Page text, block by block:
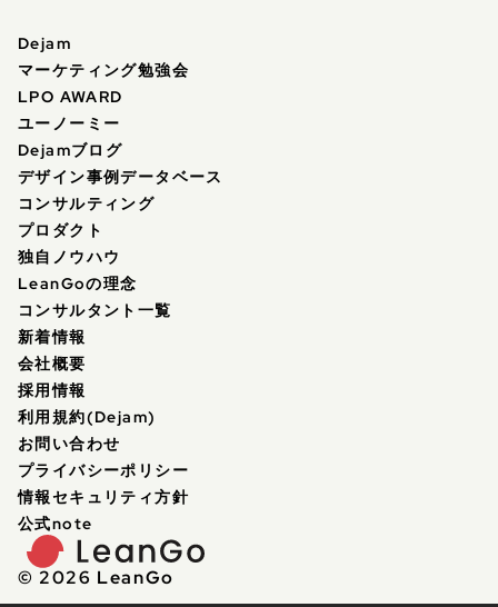
Dejam
マーケティング勉強会
LPO AWARD
ユーノーミー
Dejamブログ
デザイン事例データベース
コンサルティング
プロダクト
独自ノウハウ
LeanGoの理念
コンサルタント一覧
新着情報
会社概要
採用情報
利用規約(Dejam)
お問い合わせ
プライバシーポリシー
情報セキュリティ方針
公式note
© 2026 LeanGo